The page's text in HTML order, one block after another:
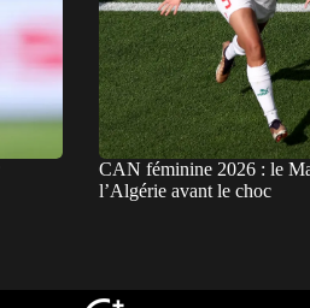
CAN féminine 2026 : le
l’Algérie avant le choc